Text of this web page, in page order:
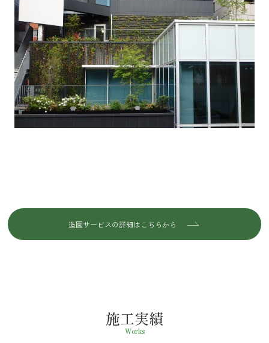
造園サービスの詳細はこちらから
施工実績
Works